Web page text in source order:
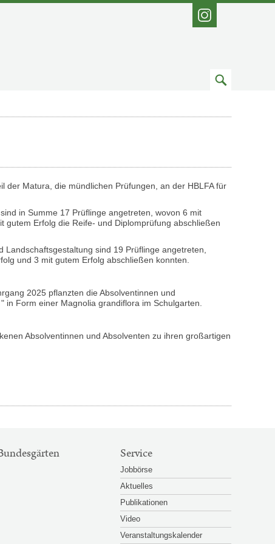
Instagram
Zum
der Matura, die mündlichen Prüfungen, an der HBLFA für
in Summe 17 Prüflinge angetreten, wovon 6 mit
gutem Erfolg die Reife- und Diplomprüfung abschließen
Landschaftsgestaltung sind 19 Prüflinge angetreten,
und 3 mit gutem Erfolg abschließen konnten.
2025 pflanzten die Absolventinnen und
in Form einer Magnolia grandiflora im Schulgarten.
Absolventinnen und Absolventen zu ihren großartigen
Service
Jobbörse
Aktuelles
Publikationen
Video
Veranstaltungskalender